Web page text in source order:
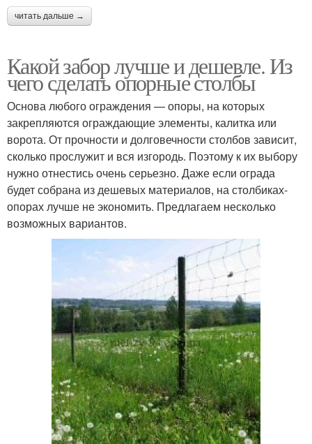
читать дальше →
Какой забор лучше и дешевле. Из
чего сделать опорные столбы
Основа любого ограждения — опоры, на которых
закрепляются ограждающие элементы, калитка или
ворота. От прочности и долговечности столбов зависит,
сколько прослужит и вся изгородь. Поэтому к их выбору
нужно отнестись очень серьезно. Даже если ограда
будет собрана из дешевых материалов, на столбиках-
опорах лучше не экономить. Предлагаем несколько
возможных вариантов.